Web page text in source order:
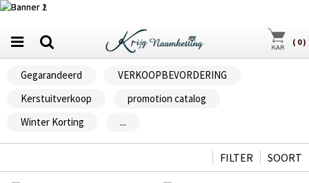
( 0)
Gegarandeerd
VERKOOPBEVORDERING
Kerstuitverkoop
promotion catalog
Winter Korting
...
SOORT
FILTER